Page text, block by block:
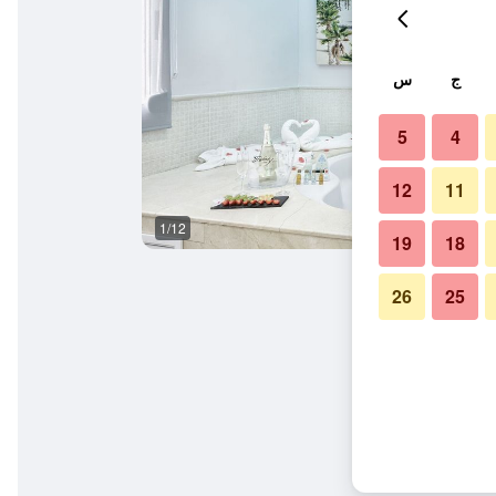
1/12
ج س
4
5
11
12
18
19
25
26